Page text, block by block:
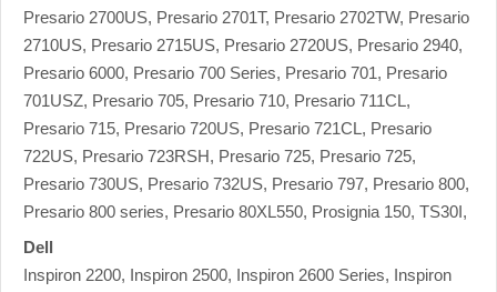
Presario 2700US, Presario 2701T, Presario 2702TW, Presario
2710US, Presario 2715US, Presario 2720US, Presario 2940,
Presario 6000, Presario 700 Series, Presario 701, Presario
701USZ, Presario 705, Presario 710, Presario 711CL,
Presario 715, Presario 720US, Presario 721CL, Presario
722US, Presario 723RSH, Presario 725, Presario 725,
Presario 730US, Presario 732US, Presario 797, Presario 800,
Presario 800 series, Presario 80XL550, Prosignia 150, TS30I,
Dell
Inspiron 2200, Inspiron 2500, Inspiron 2600 Series, Inspiron